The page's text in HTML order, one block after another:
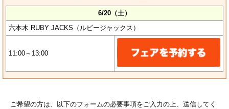
6/20（土）
六本木 RUBY JACKS（ルビージャックス）
11:00～13:00